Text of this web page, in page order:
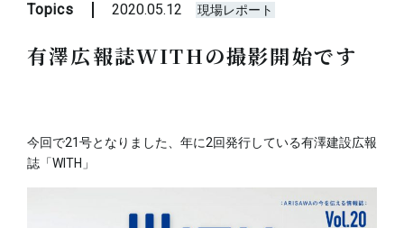
Topics 2020.05.12 現場レポート
有澤広報誌WITHの撮影開始です
今回で21号となりました、年に2回発行している有澤建設広報
誌「WITH」